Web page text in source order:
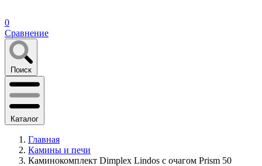
0
Сравнение
Поиск
Каталог
Главная
Камины и печи
Каминокомплект Dimplex Lindos с очагом Prism 50